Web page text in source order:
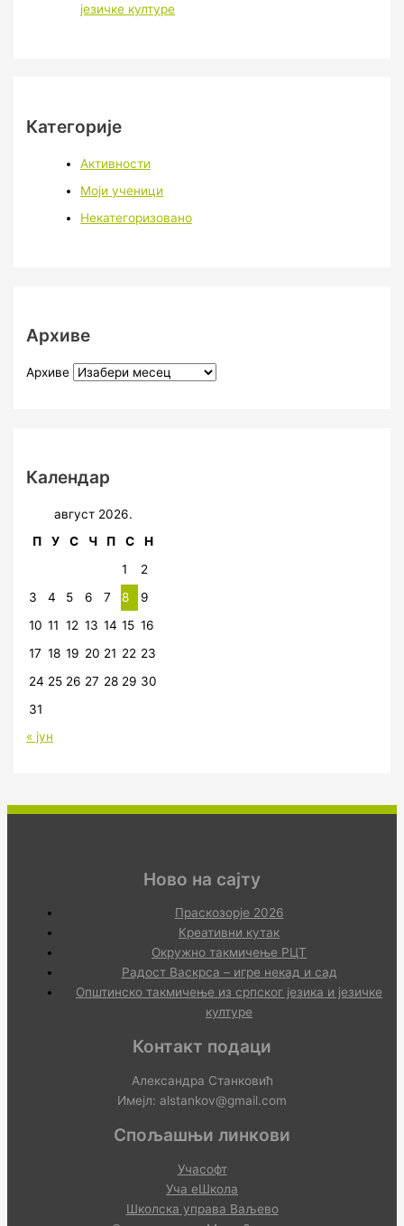
језичке културе
Категорије
Активности
Моји ученици
Некатегоризовано
Архиве
Архиве
Календар
август 2026.
П
У С Ч П С
Н
1
2
3
4 5 6 7 8
9
10 11 12 13 14 15 16
17 18 19 20 21 22 23
24 25 26 27 28 29 30
31
« јун
Ново на сајту
Праскозорје 2026
Креативни кутак
Окружно такмичење РЦТ
Радост Васкрса – игре некад и сад
Општинско такмичење из српског језика и језичке
културе
Контакт подаци
Александра Станковић
Имејл: alstankov@gmail.com
Спољашњи линкови
Учасофт
Уча еШкола
Школска управа Ваљево